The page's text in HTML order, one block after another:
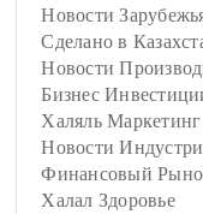
Новости
Сделано в
Новости
Бизнес
Халяль Маркетинг
Новости
Финансовый
Халал Здоровье